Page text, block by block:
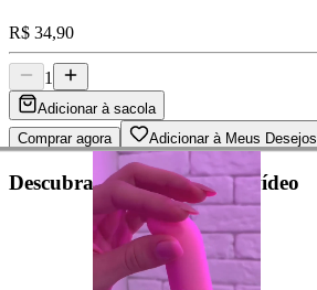
R$ 34,90
1
Adicionar à sacola
Comprar agora
Adicionar à Meus Desejos
Descubra cada detalhe em vídeo